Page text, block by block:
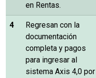
en Rentas.
4
Regresan con la
documentación
completa y pagos
para ingresar al
sistema Axis 4,0 por